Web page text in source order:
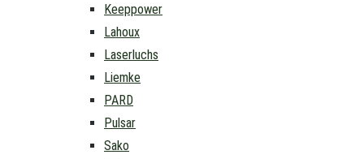
Keeppower
Lahoux
Laserluchs
Liemke
PARD
Pulsar
Sako